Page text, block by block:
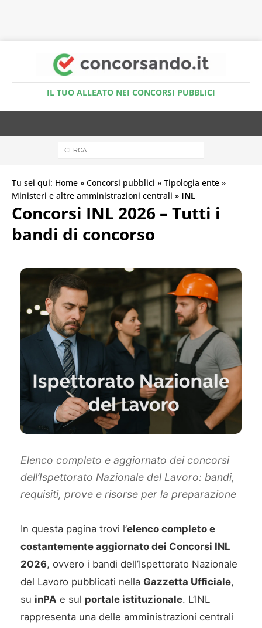
IL TUO ALLEATO NEI CONCORSI PUBBLICI
Tu sei qui: Home » Concorsi pubblici » Tipologia ente »
Ministeri e altre amministrazioni centrali » INL
Concorsi INL 2026 – Tutti i
bandi di concorso
Elenco completo e aggiornato dei concorsi
dell’Ispettorato Nazionale del Lavoro: bandi,
requisiti, prove e risorse per la preparazione
In questa pagina trovi l’elenco completo e
costantemente aggiornato dei Concorsi INL
2026, ovvero i bandi dell’Ispettorato Nazionale
del Lavoro pubblicati nella Gazzetta Ufficiale,
su inPA e sul portale istituzionale. L’INL
rappresenta una delle amministrazioni centrali